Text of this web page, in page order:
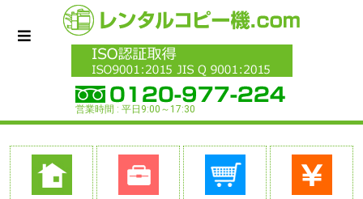
営業時間 : 平日9:00～17:30